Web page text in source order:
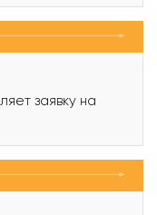
заявку на